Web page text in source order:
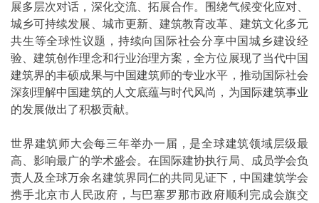
展多层次对话，深化交流、拓展合作。围绕气候变化应对、
城乡可持续发展、城市更新、建筑教育改革、建筑文化多元
共生等全球性议题，持续向国际社会分享中国城乡建设经
验、建筑创作理念和行业治理方案，全方位展现了当代中国
建筑界的丰硕成果与中国建筑师的专业水平，推动国际社会
深刻理解中国建筑的人文底蕴与时代风尚，为国际建筑事业
的发展做出了积极贡献。
世界建筑师大会每三年举办一届，是全球建筑领域层级最
高、影响最广的学术盛会。在国际建协执行局、成员学会负
责人及全球万余名建筑界同仁的共同见证下，中国建筑学会
携手北京市人民政府，与巴塞罗那市政府顺利完成会旗交